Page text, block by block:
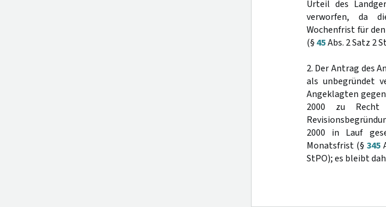
Urteil des
verworfen, da
Wochenfrist für
(§45Abs. 2 Satz 2
2. Der Antrag des
als unbegründet
Angeklagten
2000 zu Recht
2000 in Lauf
Monatsfrist (§ 345
StPO); es bleibt